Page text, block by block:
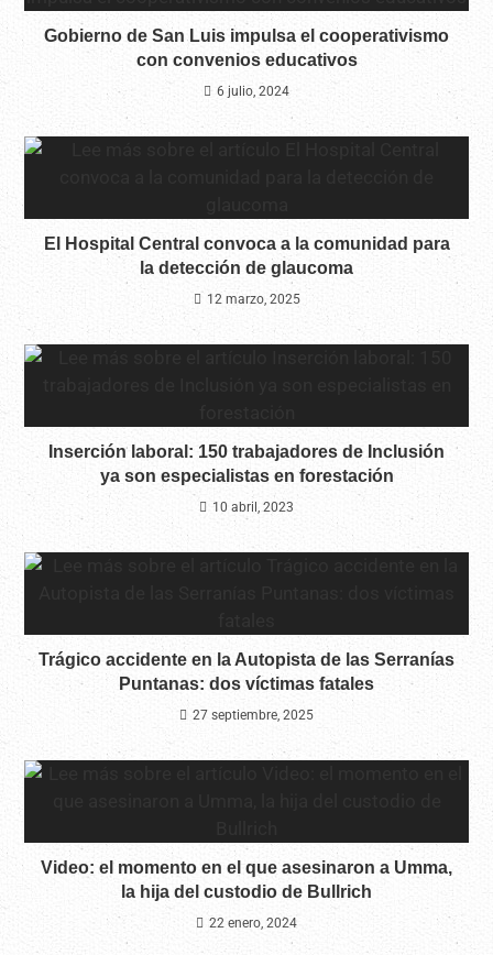
Gobierno de San Luis impulsa el cooperativismo
con convenios educativos
6 julio, 2024
El Hospital Central convoca a la comunidad para
la detección de glaucoma
12 marzo, 2025
Inserción laboral: 150 trabajadores de Inclusión
ya son especialistas en forestación
10 abril, 2023
Trágico accidente en la Autopista de las Serranías
Puntanas: dos víctimas fatales
27 septiembre, 2025
Video: el momento en el que asesinaron a Umma,
la hija del custodio de Bullrich
22 enero, 2024